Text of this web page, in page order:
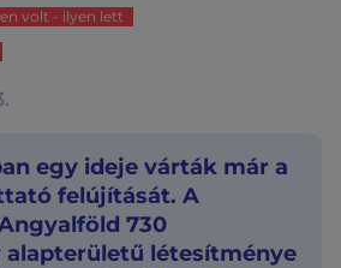
volt - ilyen lett
egy ideje várták már a
felújítását. A
730
létesítménye